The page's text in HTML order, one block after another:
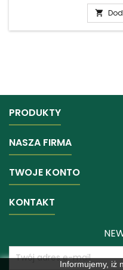

PRODUKTY
NASZA FIRMA
TWOJE KONTO
KONTAKT
Informujemy, iż